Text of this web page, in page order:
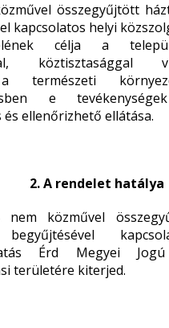
összegyűjtött
kapcsolatos helyi
célja a
köztisztasággal
természeti
e
ellenőrizhető ellátása.
2. A rendelet hatálya
közművel
begyűjtésével
Érd Megyei
területére kiterjed.